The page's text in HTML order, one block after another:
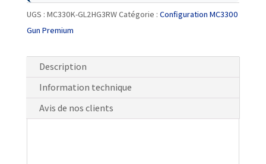
UGS : MC330K-GL2HG3RWCatégorie : Configuration MC3300
Gun Premium
Description
Information technique
Avis de nos clients